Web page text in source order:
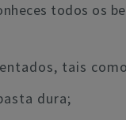
todos os
tais
dura;